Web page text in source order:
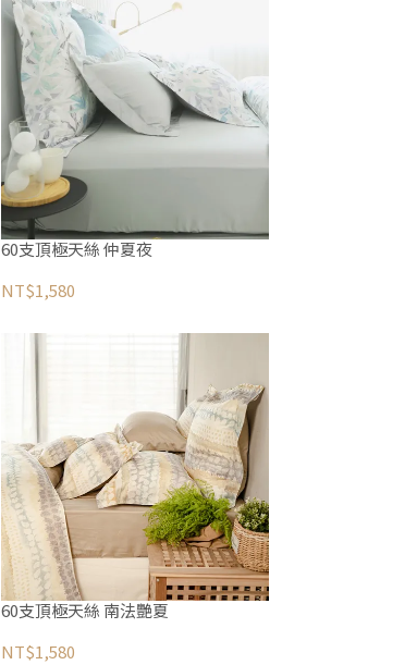
60支頂極天絲 仲夏夜
NT$1,580
60支頂極天絲 南法艷夏
NT$1,580